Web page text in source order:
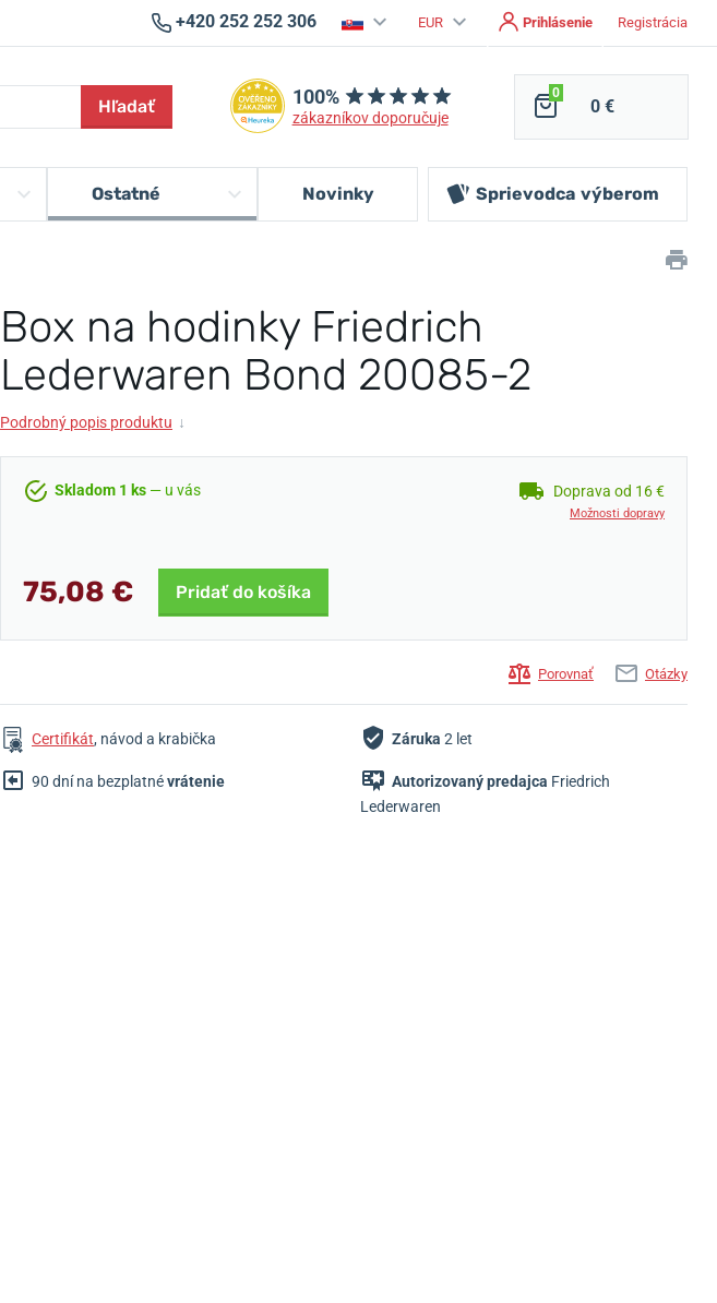
+420 252 252 306 EUR Prihlásenie Registrácia
Hľadať 100%
zákazníkov doporučuje
0
0 €
Ostatné Novinky Sprievodca výberom
Box na hodinky Friedrich
Lederwaren Bond 20085-2
Podrobný popis produktu ↓
Skladom 1 ks — u vás Doprava od 16 €
Možnosti dopravy
75,08 € Pridať do košíka
Porovnať Otázky
Certifikát, návod a krabička Záruka 2 let
90 dní na bezplatnévrátenie Autorizovaný predajca Friedrich
Lederwaren